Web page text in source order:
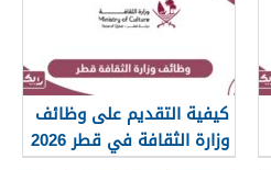
كيفية التقديم على وظائف
وزارة الثقافة في قطر 2026